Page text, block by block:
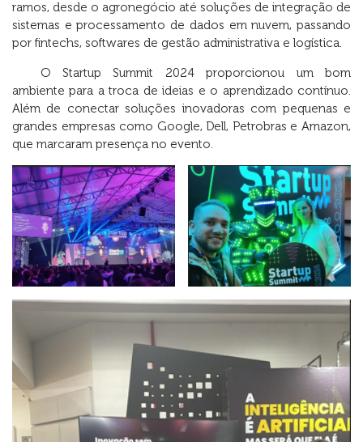
ramos, desde o agronegócio até soluções de integração de
sistemas e processamento de dados em nuvem, passando
por fintechs, softwares de gestão administrativa e logística.
O Startup Summit 2024 proporcionou um bom
ambiente para a troca de ideias e o aprendizado contínuo.
Além de conectar soluções inovadoras com pequenas e
grandes empresas como Google, Dell, Petrobras e Amazon,
que marcaram presença no evento.